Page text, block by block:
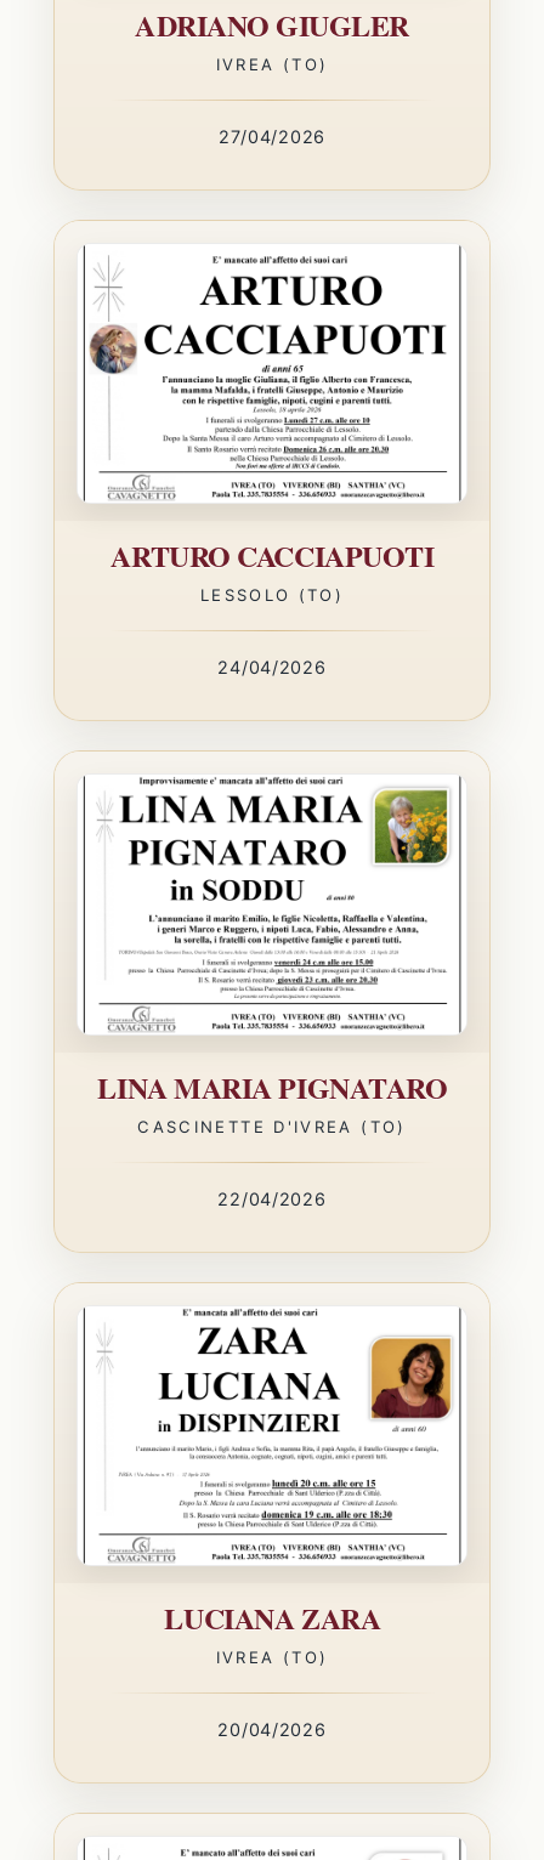
ADRIANO GIUGLER
IVREA (TO)
27/04/2026
ARTURO CACCIAPUOTI
LESSOLO (TO)
24/04/2026
LINA MARIA PIGNATARO
CASCINETTE D'IVREA (TO)
22/04/2026
LUCIANA ZARA
IVREA (TO)
20/04/2026